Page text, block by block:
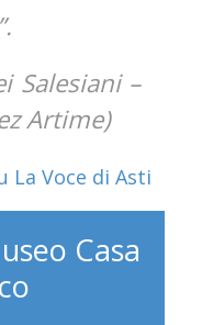
Salesiani –
Artime)
La Voce di Asti
Casa